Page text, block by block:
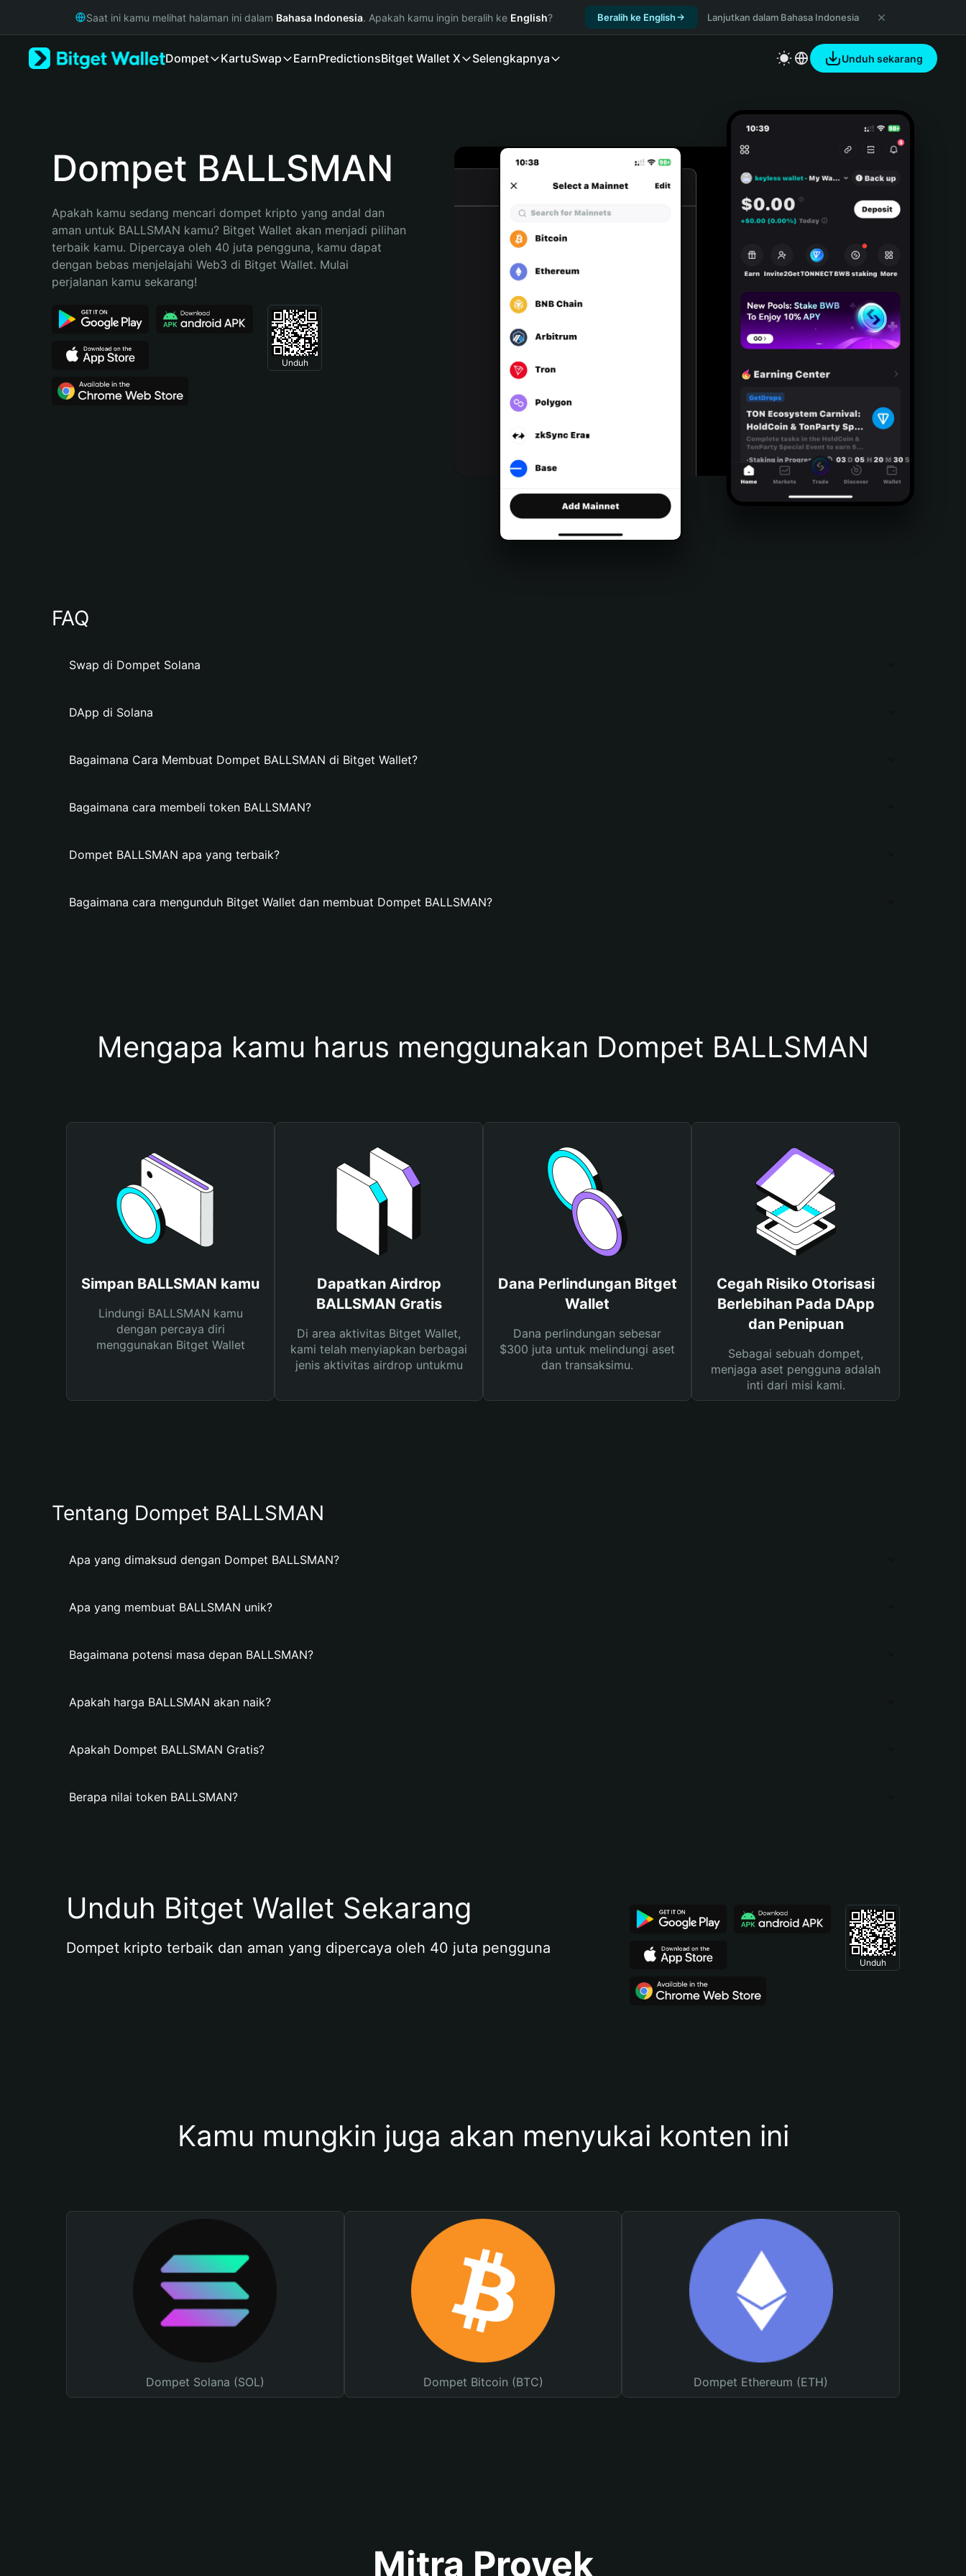
Русский
Bahasa Indonesia
Español (Argentina)
Saat ini kamu melihat halaman ini dalam Bahasa Indonesia. Apakah kamu ingin beralih ke English? Beralih ke English Lanjutkan dalam Bahasa Indonesia
Dompet KartuSwap EarnPredictionsBitget Wallet X Selengkapnya Unduh sekarang
Dompet BALLSMAN
Apakah kamu sedang mencari dompet kripto yang andal dan
aman untuk BALLSMAN kamu? Bitget Wallet akan menjadi pilihan
terbaik kamu. Dipercaya oleh 40 juta pengguna, kamu dapat
dengan bebas menjelajahi Web3 di Bitget Wallet. Mulai
perjalanan kamu sekarang!
Unduh
FAQ
Swap di Dompet Solana
DApp di Solana
Bagaimana Cara Membuat Dompet BALLSMAN di Bitget Wallet?
Bagaimana cara membeli token BALLSMAN?
Dompet BALLSMAN apa yang terbaik?
Bagaimana cara mengunduh Bitget Wallet dan membuat Dompet BALLSMAN?
Mengapa kamu harus menggunakan Dompet BALLSMAN
Simpan BALLSMAN kamu
Lindungi BALLSMAN kamu
dengan percaya diri
menggunakan Bitget Wallet
Dapatkan Airdrop
BALLSMAN Gratis
Di area aktivitas Bitget Wallet,
kami telah menyiapkan berbagai
jenis aktivitas airdrop untukmu
Dana Perlindungan Bitget
Wallet
Dana perlindungan sebesar
$300 juta untuk melindungi aset
dan transaksimu.
Cegah Risiko Otorisasi
Berlebihan Pada DApp
dan Penipuan
Sebagai sebuah dompet,
menjaga aset pengguna adalah
inti dari misi kami.
Tentang Dompet BALLSMAN
Apa yang dimaksud dengan Dompet BALLSMAN?
Apa yang membuat BALLSMAN unik?
Bagaimana potensi masa depan BALLSMAN?
Apakah harga BALLSMAN akan naik?
Apakah Dompet BALLSMAN Gratis?
Berapa nilai token BALLSMAN?
Unduh Bitget Wallet Sekarang
Dompet kripto terbaik dan aman yang dipercaya oleh 40 juta pengguna
Unduh
Kamu mungkin juga akan menyukai konten ini
Dompet Solana (SOL) Dompet Bitcoin (BTC) Dompet Ethereum (ETH)
Mitra Proyek